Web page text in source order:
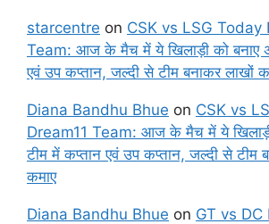
starcentre on CSK vs LSG Today
Team: आज के मैच में ये खिलाड़ी को बनाए
एवं उप कप्तान, जल्दी से टीम बनाकर लाखों
Diana Bandhu Bhue on CSK vs
Dream11 Team: आज के मैच में ये
टीम में कप्तान एवं उप कप्तान, जल्दी से टीम
कमाए
Diana Bandhu Bhue on GT vs DC